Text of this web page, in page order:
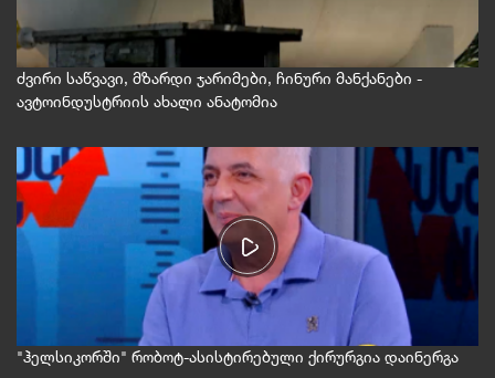
ძვირი საწვავი, მზარდი ჯარიმები, ჩინური მანქანები -
ავტოინდუსტრიის ახალი ანატომია
"ჰელსიკორში" რობოტ-ასისტირებული ქირურგია დაინერგა